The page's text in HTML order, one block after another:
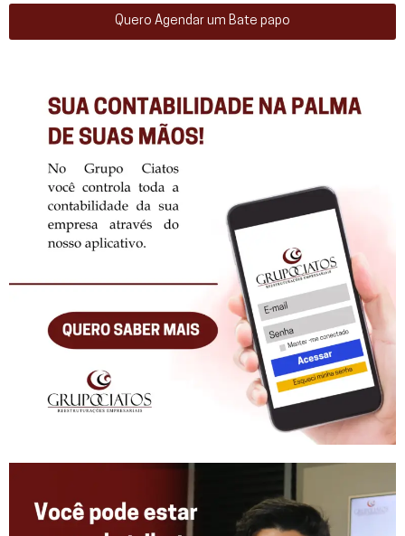
Quero Agendar um Bate papo